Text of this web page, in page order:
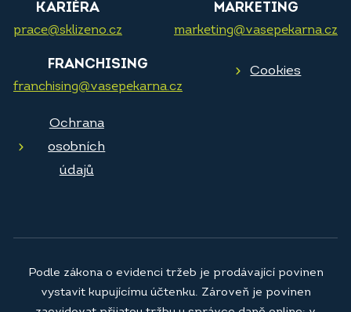
KARIÉRA
prace@sklizeno.cz
MARKETING
marketing@vasepekarna.cz
FRANCHISING
franchising@vasepekarna.cz
Cookies
Ochrana
osobních
údajů
Podle zákona o evidenci tržeb je prodávající povinen
vystavit kupujícímu účtenku. Zároveň je povinen